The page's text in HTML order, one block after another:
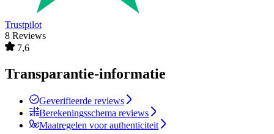
Trustpilot
8 Reviews
7,6
Transparantie-informatie
Geverifieerde reviews
Berekeningsschema reviews
Maatregelen voor authenticiteit